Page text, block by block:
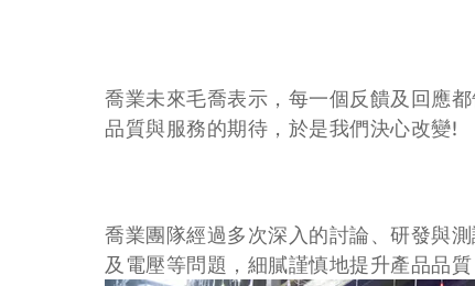
喬業未來毛喬表示，每一個反饋及回應
品質與服務的期待，於是我們決心改變!
喬業團隊經過多次深入的討論、研發與
及電壓等問題，細膩謹慎地提升產品品